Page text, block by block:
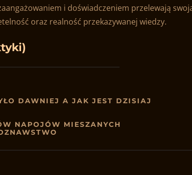
i doświadczeniem przelewają
oraz realność przekazywanej wiedzy.
DAWNIEJ A JAK JEST DZISIAJ
NAPOJÓW MIESZANYCH